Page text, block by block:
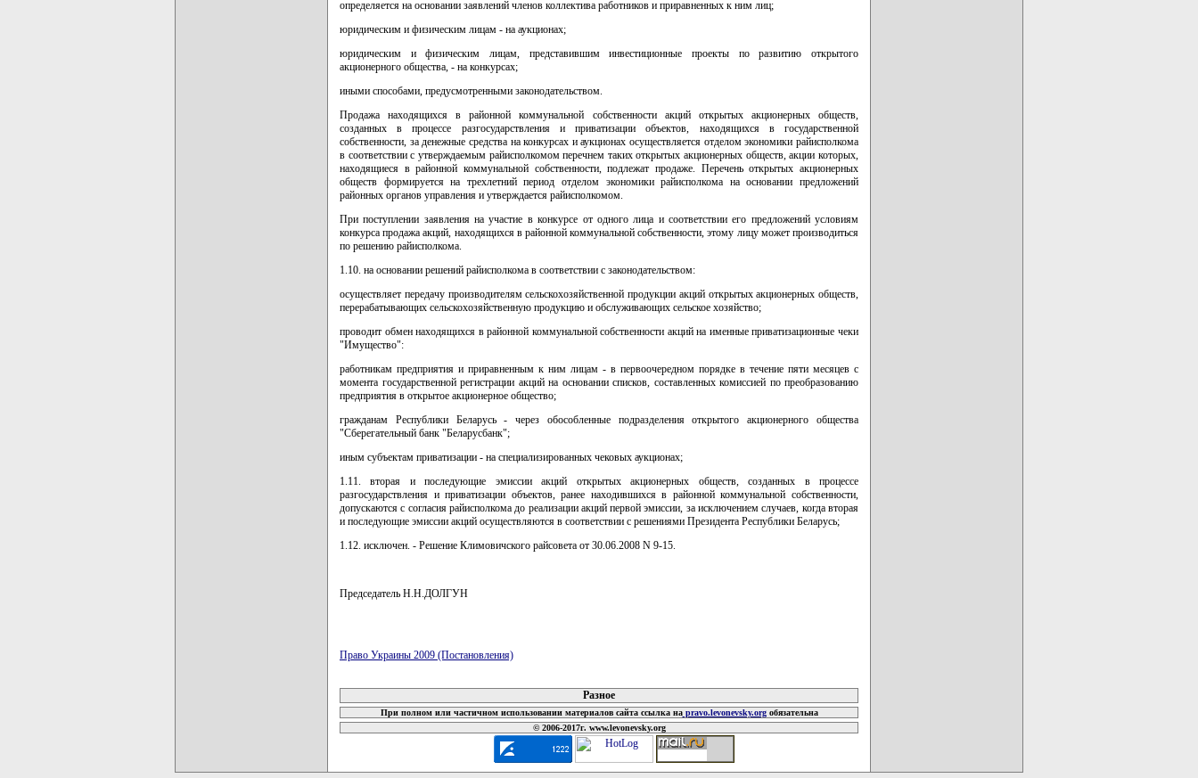
определяется на основании заявлений членов коллектива работников и приравненных к ним лиц;
юридическим и физическим лицам - на аукционах;
юридическим и физическим лицам, представившим инвестиционные проекты по развитию открытого
акционерного общества, - на конкурсах;
иными способами, предусмотренными законодательством.
Продажа находящихся в районной коммунальной собственности акций открытых акционерных обществ,
созданных в процессе разгосударствления и приватизации объектов, находящихся в государственной
собственности, за денежные средства на конкурсах и аукционах осуществляется отделом экономики райисполкома
в соответствии с утверждаемым райисполкомом перечнем таких открытых акционерных обществ, акции которых,
находящиеся в районной коммунальной собственности, подлежат продаже. Перечень открытых акционерных
обществ формируется на трехлетний период отделом экономики райисполкома на основании предложений
районных органов управления и утверждается райисполкомом.
При поступлении заявления на участие в конкурсе от одного лица и соответствии его предложений условиям
конкурса продажа акций, находящихся в районной коммунальной собственности, этому лицу может производиться
по решению райисполкома.
1.10. на основании решений райисполкома в соответствии с законодательством:
осуществляет передачу производителям сельскохозяйственной продукции акций открытых акционерных обществ,
перерабатывающих сельскохозяйственную продукцию и обслуживающих сельское хозяйство;
проводит обмен находящихся в районной коммунальной собственности акций на именные приватизационные чеки
"Имущество":
работникам предприятия и приравненным к ним лицам - в первоочередном порядке в течение пяти месяцев с
момента государственной регистрации акций на основании списков, составленных комиссией по преобразованию
предприятия в открытое акционерное общество;
гражданам Республики Беларусь - через обособленные подразделения открытого акционерного общества
"Сберегательный банк "Беларусбанк";
иным субъектам приватизации - на специализированных чековых аукционах;
1.11. вторая и последующие эмиссии акций открытых акционерных обществ, созданных в процессе
разгосударствления и приватизации объектов, ранее находившихся в районной коммунальной собственности,
допускаются с согласия райисполкома до реализации акций первой эмиссии, за исключением случаев, когда вторая
и последующие эмиссии акций осуществляются в соответствии с решениями Президента Республики Беларусь;
1.12. исключен. - Решение Климовичского райсовета от 30.06.2008 N 9-15.
Председатель Н.Н.ДОЛГУН
Право Украины 2009 (Постановления)
Разное
При полном или частичном использовании материалов сайта ссылка наpravo.levonevsky.orgобязательна
© 2006-2017г. www.levonevsky.org